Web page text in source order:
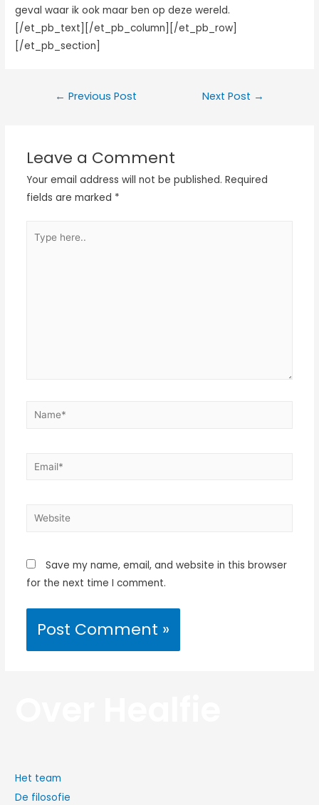
geval waar ik ook maar ben op deze wereld.
[/et_pb_text][/et_pb_column][/et_pb_row]
[/et_pb_section]
← Previous Post Next Post →
Leave a Comment
Your email address will not be published. Required
fields are marked *
Save my name, email, and website in this browser
for the next time I comment.
Het team
De filosofie